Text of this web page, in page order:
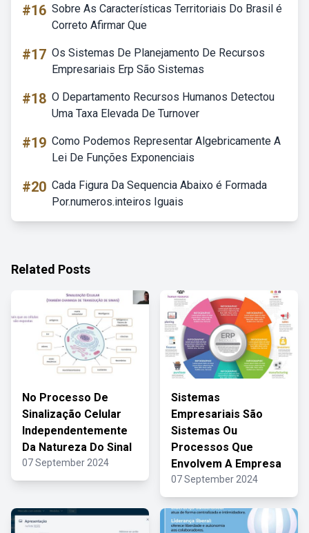
#16 Sobre As Características Territoriais Do Brasil é
Correto Afirmar Que
#17 Os Sistemas De Planejamento De Recursos
Empresariais Erp São Sistemas
#18 O Departamento Recursos Humanos Detectou
Uma Taxa Elevada De Turnover
#19 Como Podemos Representar Algebricamente A
Lei De Funções Exponenciais
#20 Cada Figura Da Sequencia Abaixo é Formada
Por.numeros.inteiros Iguais
Related Posts
No Processo De
Sinalização Celular
Independentemente
Da Natureza Do Sinal
07 September 2024
Sistemas
Empresariais São
Sistemas Ou
Processos Que
Envolvem A Empresa
07 September 2024